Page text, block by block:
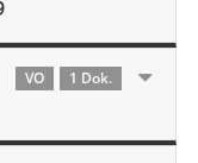
VO 1 Dok.